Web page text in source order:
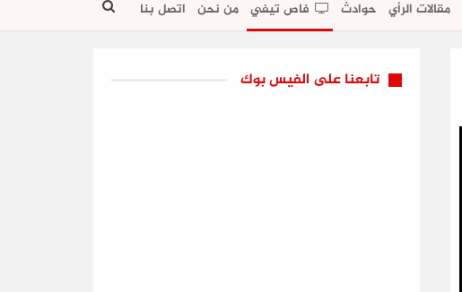
مقالات الرأي حوادث فاص تيفي من نحن اتصل بنا
تابعنا على الفيس بوك